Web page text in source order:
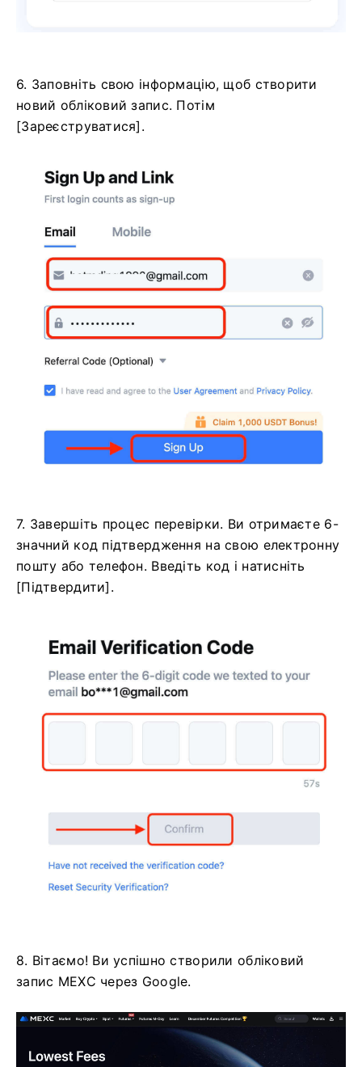
6. Заповніть свою інформацію, щоб створити
новий обліковий запис. Потім
[Зареєструватися].
7. Завершіть процес перевірки. Ви отримаєте 6-
значний код підтвердження на свою електронну
пошту або телефон. Введіть код і натисніть
[Підтвердити].
8. Вітаємо! Ви успішно створили обліковий
запис MEXC через Google.